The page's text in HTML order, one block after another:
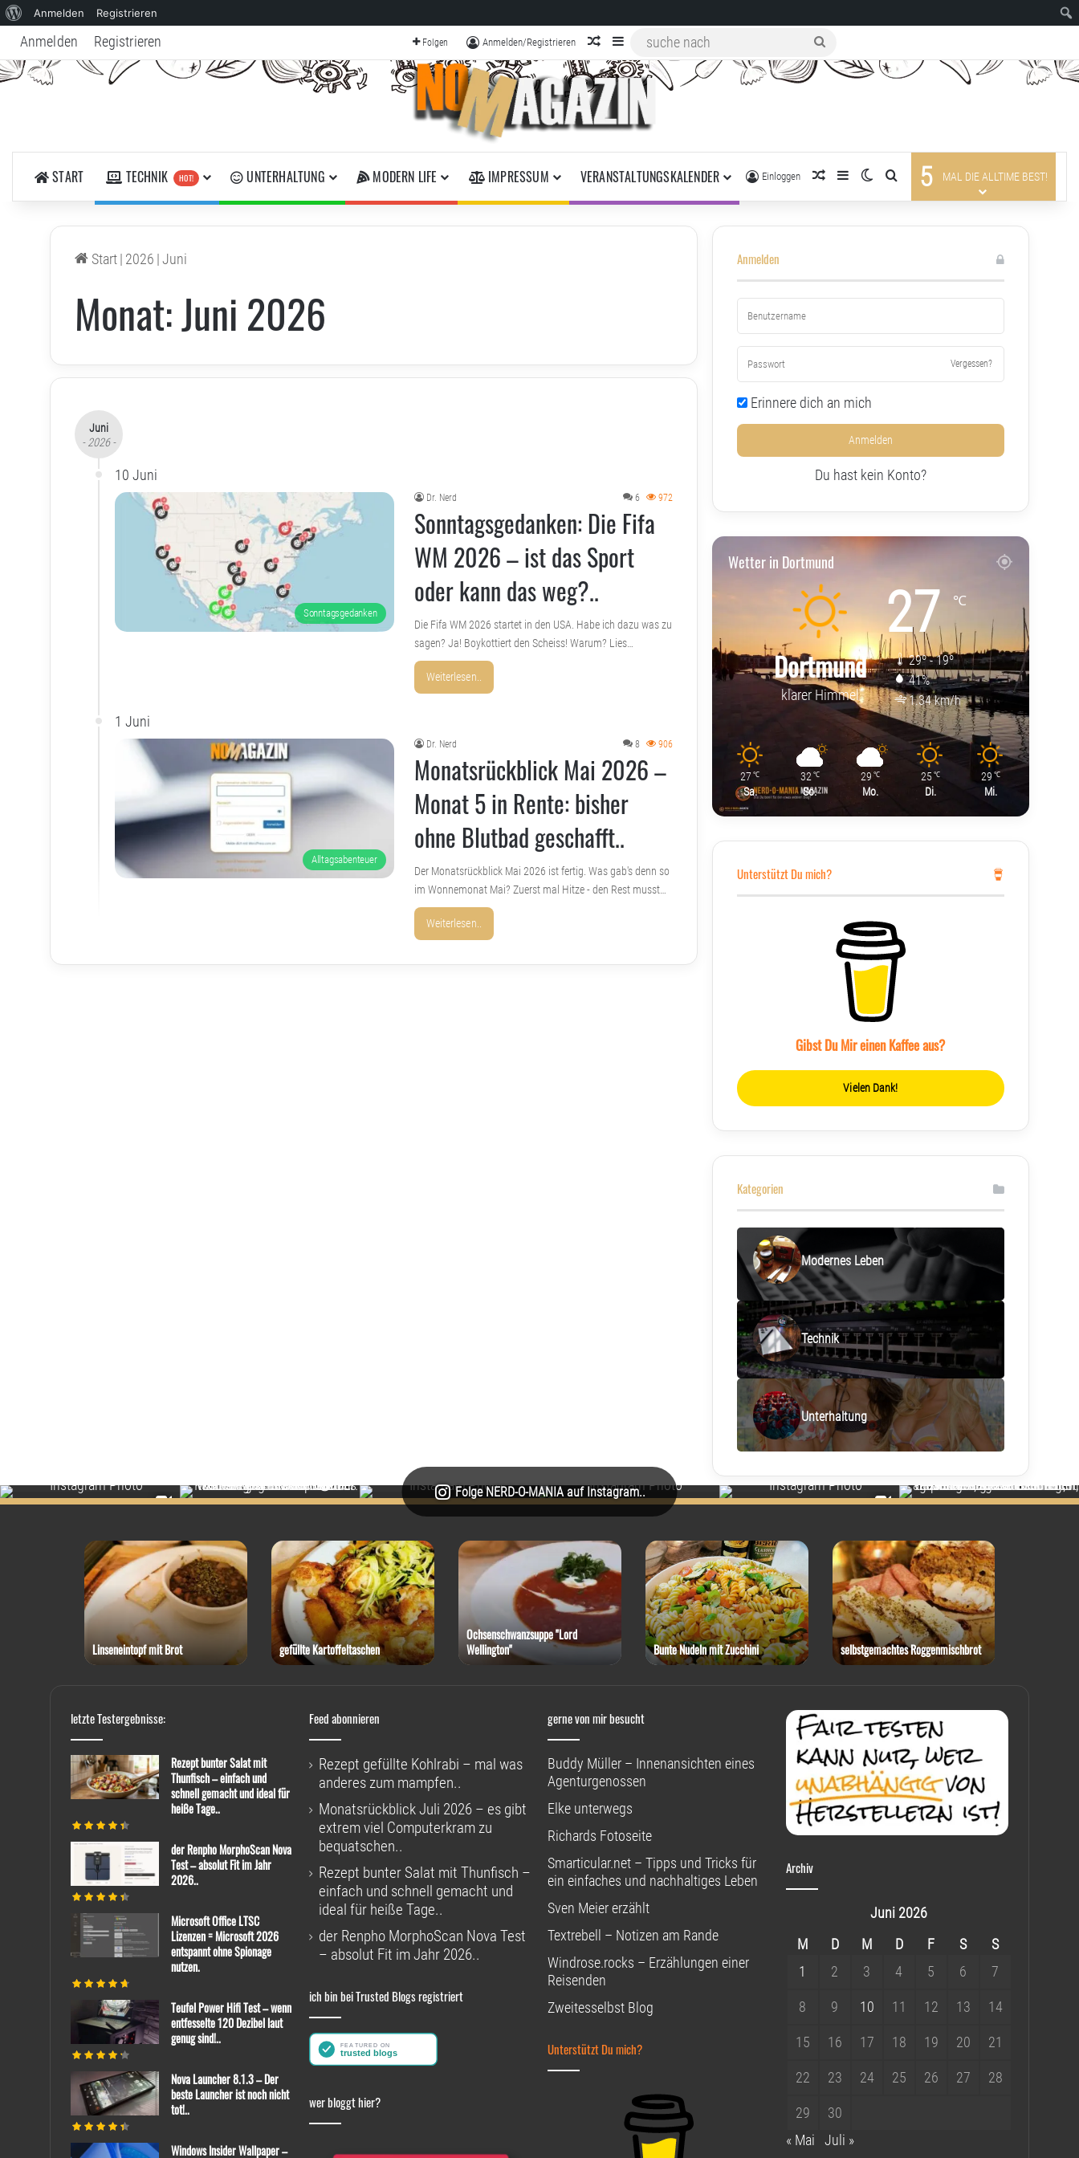
Über
WordPress
Anmelden Registrieren
Anmelden Registrieren Folgen Anmelden/Registrieren zufälliger Artikel
Sidebar
nach
START TECHNIK HOT! UNTERHALTUNG MODERN LIFE IMPRESSUM VERANSTALTUNGSKALENDER Einloggen zufälliger Artikel
SidebarSkin umschalten
suche nach
5 MAL DIE ALLTIME BEST!
Start| 2026 |Juni
Monat:Juni 2026
Juni
- 2026 -
10 Juni
Sonntagsgedanken
Dr. Nerd 6 972
Sonntagsgedanken: Die Fifa
WM 2026 – ist das Sport
oder kann das weg?..
Die Fifa WM 2026 startet in den USA. Habe ich dazu was zu
sagen? Ja! Boykottiert den Scheiss! Warum? Lies…
Weiterlesen..
1 Juni
Alltagsabenteuer
Dr. Nerd 8 906
Monatsrückblick Mai 2026 –
Monat 5 in Rente: bisher
ohne Blutbad geschafft..
Der Monatsrückblick Mai 2026 ist fertig. Was gab's denn so
im Wonnemonat Mai? Zuerst mal Hitze - den Rest musst…
Weiterlesen..
Anmelden
Vergessen?
Erinnere dich an mich
Anmelden
Du hast kein Konto?
Wetter in Dortmund
Dortmund
klarer Himmel
27 ℃
29º - 19º
41%
1.34 km/h
27 ℃
Sa.
32 ℃
So.
29 ℃
Mo.
25 ℃
Di.
29 ℃
Mi.
Unterstützt Du mich?
Gibst Du Mir einen Kaffee aus?
Vielen Dank!
Kategorien
Modernes Leben
Technik
Unterhaltung
Folge NERD-O-MANIA auf Instagram..
Linseneintopf mit Brot gefüllte Kartoffeltaschen
Ochsenschwanzsuppe "Lord
Wellington"
Bunte Nudeln mit Zucchini selbstgemachtes Roggenmischbrot
letzte Testergebnisse:
Rezept bunter Salat mit
Thunfisch – einfach und
schnell gemacht und ideal für
heiße Tage..
der Renpho MorphoScan Nova
Test – absolut Fit im Jahr
2026..
Microsoft Office LTSC
Lizenzen = Microsoft 2026
entspannt ohne Spionage
nutzen.
Teufel Power Hifi Test – wenn
entfesselte 120 Dezibel laut
genug sind!..
Nova Launcher 8.1.3 – Der
beste Launcher ist noch nicht
tot!..
Windows Insider Wallpaper –
Feed abonnieren
Rezept gefüllte Kohlrabi – mal was
anderes zum mampfen..
Monatsrückblick Juli 2026 – es gibt
extrem viel Computerkram zu
bequatschen..
Rezept bunter Salat mit Thunfisch –
einfach und schnell gemacht und
ideal für heiße Tage..
der Renpho MorphoScan Nova Test
– absolut Fit im Jahr 2026..
ich bin bei Trusted Blogs registriert
wer bloggt hier?
gerne von mir besucht
Buddy Müller – Innenansichten eines
Agenturgenossen
Elke unterwegs
Richards Fotoseite
Smarticular.net – Tipps und Tricks für
ein einfaches und nachhaltiges Leben
Sven Meier erzählt
Textrebell – Notizen am Rande
Windrose.rocks – Erzählungen einer
Reisenden
Zweitesselbst Blog
Unterstützt Du mich?
Archiv
Juni 2026
M
D M D F S
S
1
2 3 4 5 6 7
8 9 10 11 12 13 14
15 16 17 18 19 20 21
22 23 24 25 26 27 28
29
30
« Mai
Juli »